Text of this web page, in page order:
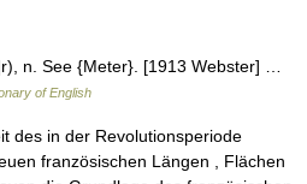
n. See {Meter}. [1913 Webster] …
of English
des in der Revolutionsperiode
französischen Längen , Flächen